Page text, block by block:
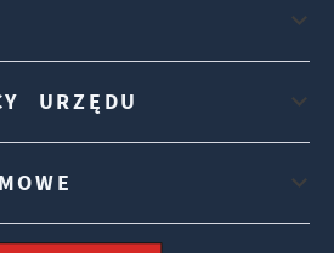
URZĘDU